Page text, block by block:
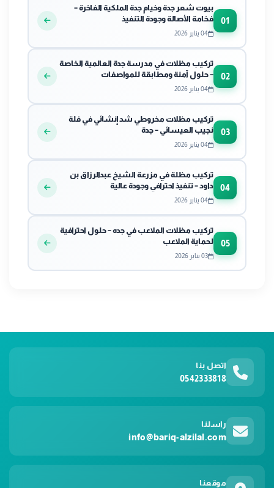
01
بيوت شعر جدة وخيام جدة الملكية الفاخرة –
فخامة الأصالة وجودة التنفيذ
04 يناير 2026
02
تركيب مظلات في مدرسة جدة العالمية الخاصة
– حلول آمنة ومطابقة للمواصفات
04 يناير 2026
03
تركيب مظلات مخروطي شد إنشائي في فلة
نجيب العيسائي – جدة
04 يناير 2026
04
تركيب مظلة في مزرعة الشيخ عبدالرزاق بن
داود – تنفيذ احترافي وجودة عالية
04 يناير 2026
05
تركيب مظلات الملاعب في جده – حلول احترافية
لحماية الملاعب
03 يناير 2026
اتصل بنا
0542333818
راسلنا
info@bariq-alzilal.com
موقعنا